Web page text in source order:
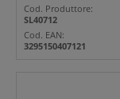
Cod. Produttore:
SL40712
Cod. EAN:
3295150407121